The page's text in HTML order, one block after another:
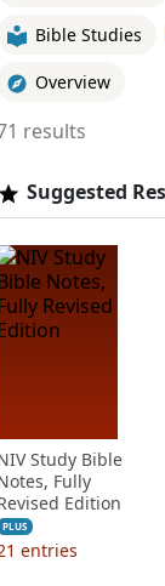
Bible Studies
Overview
results
Suggested
Study Bible
Fully
Edition
PLUS
entries